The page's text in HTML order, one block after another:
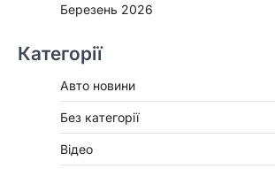
Березень 2026
Категорії
Авто новини
Без категорії
Відео